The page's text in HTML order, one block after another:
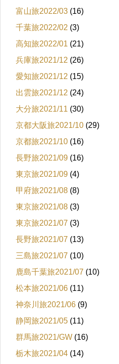
富山旅2022/03 (16)
千葉旅2022/02 (3)
高知旅2022/01 (21)
兵庫旅2021/12 (26)
愛知旅2021/12 (15)
出雲旅2021/12 (24)
大分旅2021/11 (30)
京都大阪旅2021/10 (29)
京都旅2021/10 (16)
長野旅2021/09 (16)
東京旅2021/09 (4)
甲府旅2021/08 (8)
東京旅2021/08 (3)
東京旅2021/07 (3)
長野旅2021/07 (13)
三島旅2021/07 (10)
鹿島千葉旅2021/07 (10)
松本旅2021/06 (11)
神奈川旅2021/06 (9)
静岡旅2021/05 (11)
群馬旅2021/GW (16)
栃木旅2021/04 (14)